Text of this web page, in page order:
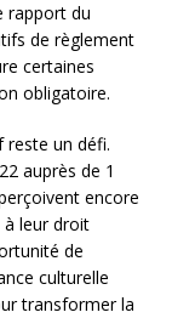
rapport du
de règlement
certaines
obligatoire.
reste un défi.
auprès de 1
encore
leur droit
de
culturelle
transformer la